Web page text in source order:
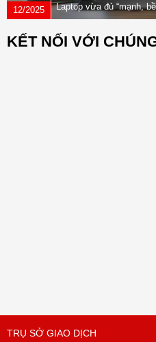
12/2025
Laptop vừa đủ “mạnh,
nhẹ” dành cho dân văn
KẾT NỐI VỚI
TRỤ SỞ GIAO DỊCH